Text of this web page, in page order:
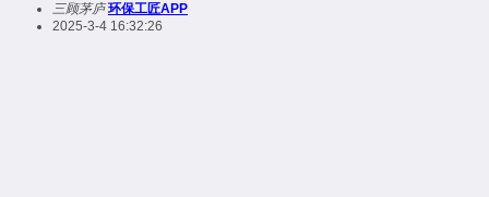
三顾茅庐 环保工匠APP
2025-3-4 16:32:26